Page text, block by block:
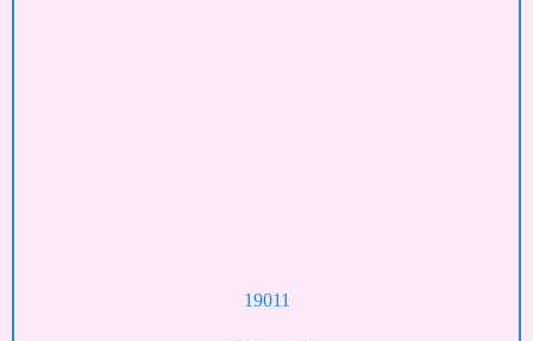
19011